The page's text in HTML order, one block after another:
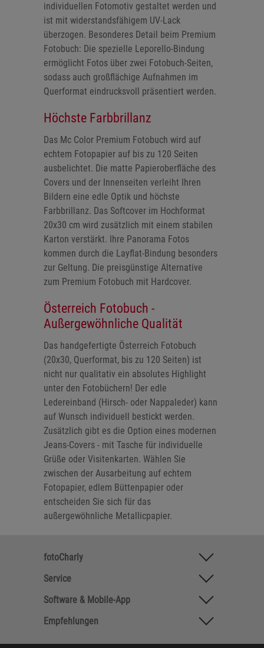
individuellen Fotomotiv gestaltet werden und
ist mit widerstandsfähigem UV-Lack
überzogen. Besonderes Detail beim Premium
Fotobuch: Die spezielle Leporello-Bindung
ermöglicht Fotos über zwei Fotobuch-Seiten,
sodass auch großflächige Aufnahmen im
Querformat eindrucksvoll präsentiert werden.
Höchste Farbbrillanz
Das Mc Color Premium Fotobuch wird auf
echtem Fotopapier auf bis zu 120 Seiten
ausbelichtet. Die matte Papieroberfläche des
Covers und der Innenseiten verleiht Ihren
Bildern eine edle Optik und höchste
Farbbrillanz. Das Softcover im Hochformat
20x30 cm wird zusätzlich mit einem stabilen
Karton verstärkt. Ihre Panorama Fotos
kommen durch die Layflat-Bindung besonders
zur Geltung. Die preisgünstige Alternative
zum Premium Fotobuch mit Hardcover.
Österreich Fotobuch -
Außergewöhnliche Qualität
Das handgefertigte Österreich Fotobuch
(20x30, Querformat, bis zu 120 Seiten) ist
nicht nur qualitativ ein absolutes Highlight
unter den Fotobüchern! Der edle
Ledereinband (Hirsch- oder Nappaleder) kann
auf Wunsch individuell bestickt werden.
Zusätzlich gibt es die Option eines modernen
Jeans-Covers - mit Tasche für individuelle
Grüße oder Visitenkarten. Wählen Sie
zwischen der Ausarbeitung auf echtem
Fotopapier, edlem Büttenpapier oder
entscheiden Sie sich für das
außergewöhnliche Metallicpapier.
fotoCharly
Service
Software & Mobile-App
Empfehlungen